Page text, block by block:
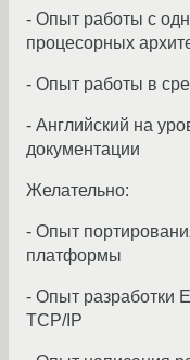
- Опыт работы с
процесорных
- Опыт работы в
- Английский на
документации
Желательно:
- Опыт
платформы
- Опыт разработки
TCP/IP